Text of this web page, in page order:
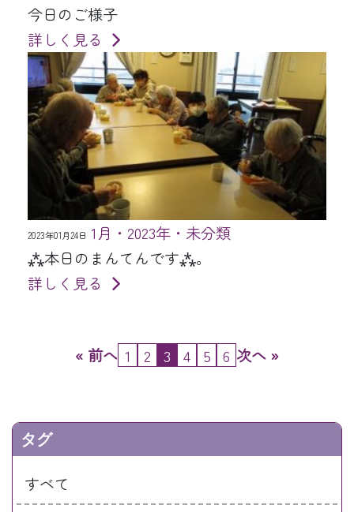
今日のご様子
詳しく見る
2023年01月24日 1月・2023年・未分類
⁂本日のまんてんです⁂。
詳しく見る
« 前へ 1 2 3 4 5 6 次へ »
タグ
すべて